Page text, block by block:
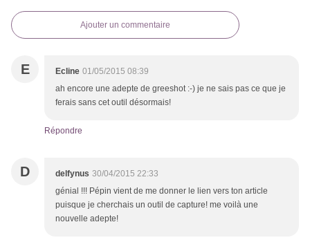
Ajouter un commentaire
E Ecline 01/05/2015 08:39
ah encore une adepte de greeshot :-) je ne sais pas ce que je
ferais sans cet outil désormais!
Répondre
D delfynus 30/04/2015 22:33
génial !!! Pépin vient de me donner le lien vers ton article
puisque je cherchais un outil de capture! me voilà une
nouvelle adepte!